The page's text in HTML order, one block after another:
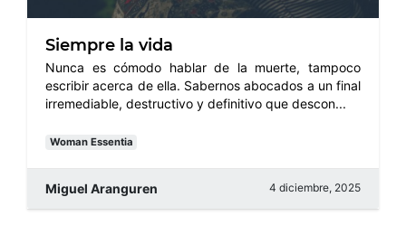
Siempre la vida
Nunca es cómodo hablar de la muerte, tampoco
escribir acerca de ella. Sabernos abocados a un final
irremediable, destructivo y definitivo que descon...
Woman Essentia
Miguel Aranguren 4 diciembre, 2025